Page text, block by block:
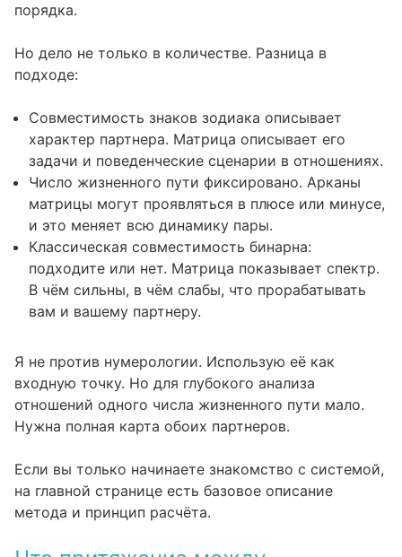
порядка.
Но дело не только в количестве. Разница в
подходе:
Совместимость знаков зодиака описывает
характер партнера. Матрица описывает его
задачи и поведенческие сценарии в отношениях.
Число жизненного пути фиксировано. Арканы
матрицы могут проявляться в плюсе или минусе,
и это меняет всю динамику пары.
Классическая совместимость бинарна:
подходите или нет. Матрица показывает спектр.
В чём сильны, в чём слабы, что прорабатывать
вам и вашему партнеру.
Я не против нумерологии. Использую её как
входную точку. Но для глубокого анализа
отношений одного числа жизненного пути мало.
Нужна полная карта обоих партнеров.
Если вы только начинаете знакомство с системой,
на главной странице есть базовое описание
метода и принцип расчёта.